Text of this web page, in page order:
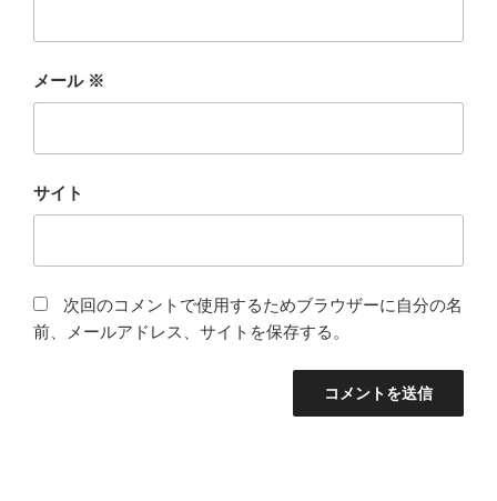
メール ※
サイト
次回のコメントで使用するためブラウザーに自分の名
前、メールアドレス、サイトを保存する。